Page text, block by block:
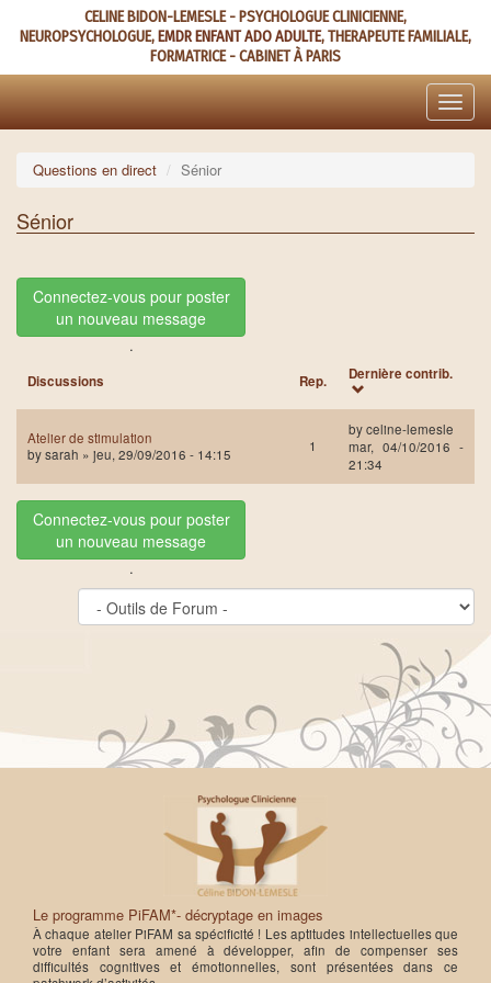
contenu
CELINE BIDON-LEMESLE - PSYCHOLOGUE CLINICIENNE,
NEUROPSYCHOLOGUE,EMDR ENFANT ADO ADULTE, THERAPEUTE FAMILIALE,
FORMATRICE - CABINET À PARIS
Toggle
Questions en direct Sénior
Sénior
Connectez-vous pour poster
un nouveau message
.
Discussions Rep. Dernière contrib.
Atelier de stimulation
bysarah » jeu, 29/09/2016 - 14:15 1
byceline-lemesle
mar, 04/10/2016 -
21:34
Connectez-vous pour poster
un nouveau message
.
Le programme PiFAM*- décryptage en images
À chaque atelier PiFAM sa spécificité ! Les aptitudes intellectuelles que
votre enfant sera amené à développer, afin de compenser ses
difficultés cognitives et émotionnelles, sont présentées dans ce